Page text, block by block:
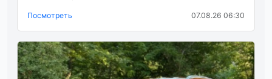
Посмотреть 07.08.26 06:30